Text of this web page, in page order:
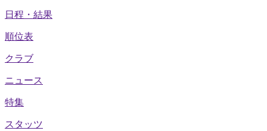
日程・結果
順位表
クラブ
ニュース
特集
スタッツ